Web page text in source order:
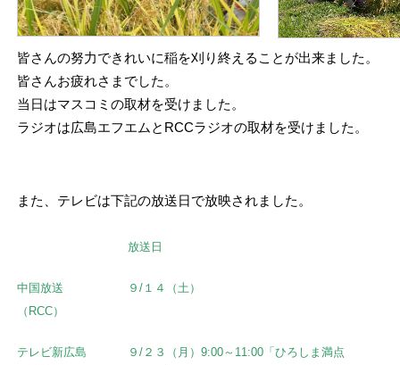
皆さんの努力できれいに稲を刈り終えることが出来ました。
皆さんお疲れさまでした。
当日はマスコミの取材を受けました。
ラジオは広島エフエムとRCCラジオの取材を受けました。
また、テレビは下記の放送日で放映されました。
放送日
中国放送
（RCC）
９/１４（土）
テレビ新広島
９/２３（月）9:00～11:00「ひろしま満点